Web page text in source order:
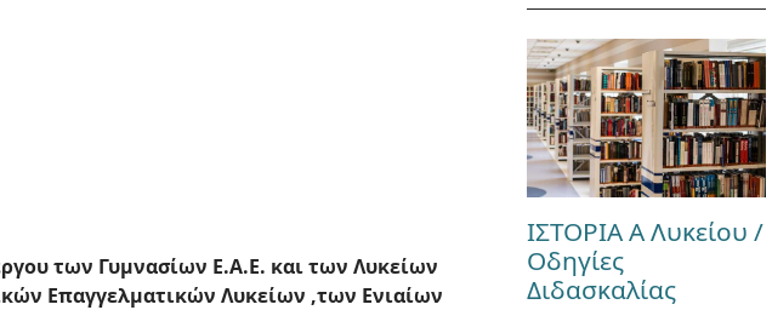
των Γυμνασίων Ε.Α.Ε. και των Λυκείων
Επαγγελματικών Λυκείων ,των Ενιαίων
ΙΣΤΟΡΙΑ Α Λυκείου /
Οδηγίες
Διδασκαλίας